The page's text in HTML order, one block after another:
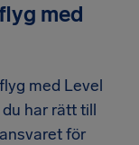
med
med Level
har rätt till
för